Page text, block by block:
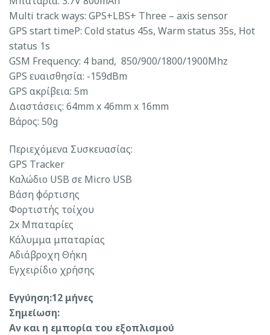
Multi track ways: GPS+LBS+ Three – axis sensor
GPS start timeP: Cold status 45s, Warm status 35s, Hot
status 1s
GSM Frequency: 4 band, 850/900/1800/1900Mhz
GPS ευαισθησία: -159dBm
GPS ακρίβεια: 5m
Διαστάσεις: 64mm x 46mm x 16mm
Βάρος: 50g
Περιεχόμενα Συσκευασίας:
GPS Tracker
Καλώδιο USB σε Micro USB
Βάση φόρτισης
Φορτιστής τοίχου
2x Μπαταρίες
Κάλυμμα μπαταρίας
Αδιάβροχη Θήκη
Εγχειρίδιο χρήσης
Εγγύηση:12 μήνες
Σημείωση:
Αν και η εμπορία του εξοπλισμού